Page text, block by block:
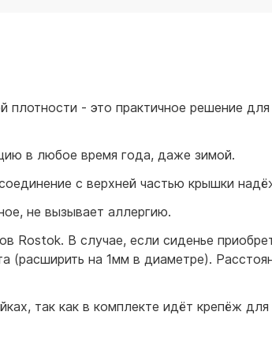
- это практичное решение
в любое время года, даже зимой.
с верхней частью крышки
не вызывает аллергию.
Rostok. В случае, если сиденье
на 1мм в диаметре).
так как в комплекте идёт крепёж